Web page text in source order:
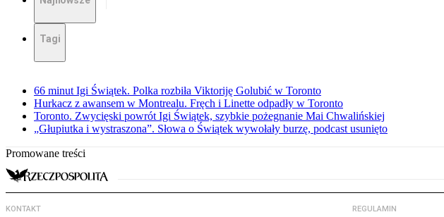
Tagi
66 minut Igi Świątek. Polka rozbiła Viktoriję Golubić w Toronto
Hurkacz z awansem w Montrealu. Fręch i Linette odpadły w Toronto
Toronto. Zwycięski powrót Igi Świątek, szybkie pożegnanie Mai Chwalińskiej
„Głupiutka i wystraszona”. Słowa o Świątek wywołały burzę, podcast usunięto
Promowane treści
KONTAKT REGULAMIN